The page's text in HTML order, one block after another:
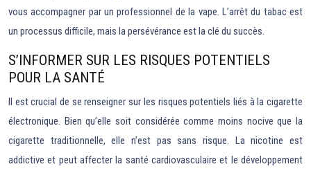
vous accompagner par un professionnel de la vape. L’arrêt du tabac est
un processus difficile, mais la persévérance est la clé du succès.
S’INFORMER SUR LES RISQUES POTENTIELS
POUR LA SANTÉ
Il est crucial de se renseigner sur les risques potentiels liés à la cigarette
électronique. Bien qu’elle soit considérée comme moins nocive que la
cigarette traditionnelle, elle n’est pas sans risque. La nicotine est
addictive et peut affecter la santé cardiovasculaire et le développement